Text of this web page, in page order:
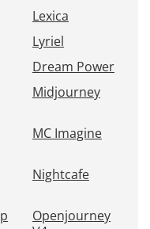
Lexica
Lyriel
Dream Power
Midjourney
MC Imagine
Nightcafe
Openjourney